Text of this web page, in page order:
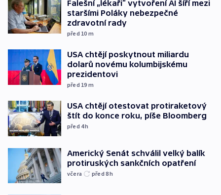
Falešní „lékaři“ vytvoření AI šíří mezi
staršími Poláky nebezpečné
zdravotní rady
před 10 m
USA chtějí poskytnout miliardu
dolarů novému kolumbijskému
prezidentovi
před 19 m
USA chtějí otestovat protiraketový
štít do konce roku, píše Bloomberg
před 4h
Americký Senát schválil velký balík
protiruských sankčních opatření
včera před 8h